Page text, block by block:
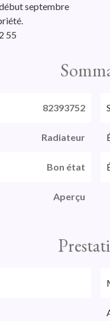
septembre
55
82393752
Radiateur
Bon état
Aperçu